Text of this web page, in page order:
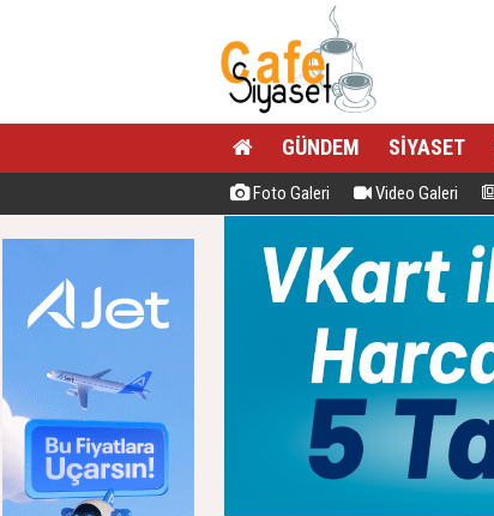
GÜNDEM SİYASET
Foto Galeri Video Galeri